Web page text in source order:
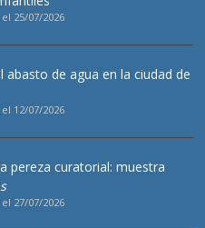
25/07/2026
abasto de agua en la ciudad de
12/07/2026
pereza curatorial: muestra
27/07/2026